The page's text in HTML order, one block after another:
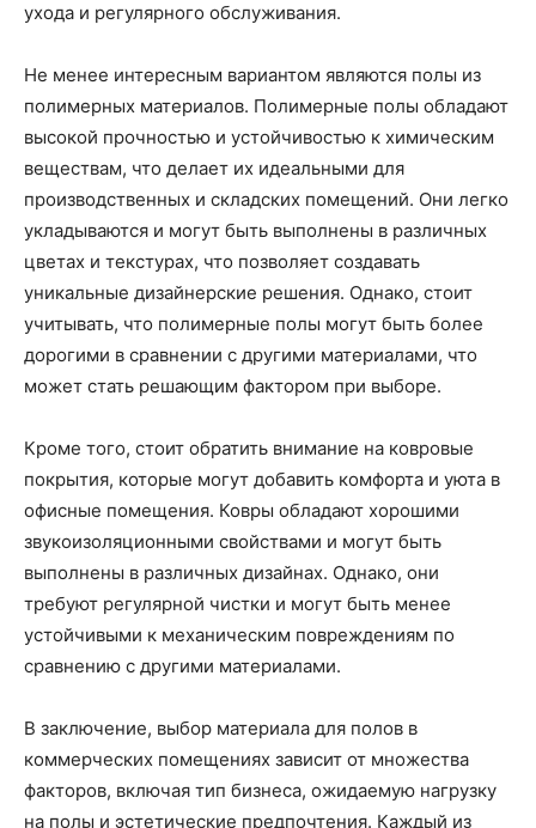
ухода и регулярного обслуживания.
Не менее интересным вариантом являются полы из
полимерных материалов. Полимерные полы обладают
высокой прочностью и устойчивостью к химическим
веществам, что делает их идеальными для
производственных и складских помещений. Они легко
укладываются и могут быть выполнены в различных
цветах и текстурах, что позволяет создавать
уникальные дизайнерские решения. Однако, стоит
учитывать, что полимерные полы могут быть более
дорогими в сравнении с другими материалами, что
может стать решающим фактором при выборе.
Кроме того, стоит обратить внимание на ковровые
покрытия, которые могут добавить комфорта и уюта в
офисные помещения. Ковры обладают хорошими
звукоизоляционными свойствами и могут быть
выполнены в различных дизайнах. Однако, они
требуют регулярной чистки и могут быть менее
устойчивыми к механическим повреждениям по
сравнению с другими материалами.
В заключение, выбор материала для полов в
коммерческих помещениях зависит от множества
факторов, включая тип бизнеса, ожидаемую нагрузку
на полы и эстетические предпочтения. Каждый из